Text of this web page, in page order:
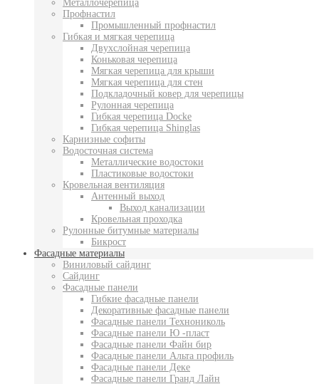
Металлочерепица
Профнастил
Промышленный профнастил
Гибкая и мягкая черепица
Двухслойная черепица
Коньковая черепица
Мягкая черепица для крыши
Мягкая черепица для стен
Подкладочный ковер для черепицы
Рулонная черепица
Гибкая черепица Docke
Гибкая черепица Shinglas
Карнизные софиты
Водосточная система
Металлические водостоки
Пластиковые водостоки
Кровельная вентиляция
Антенный выход
Выход канализации
Кровельная проходка
Рулонные битумные материалы
Бикрост
Фасадные материалы
Виниловый сайдинг
Сайдинг
Фасадные панели
Гибкие фасадные панели
Декоративные фасадные панели
Фасадные панели Технониколь
Фасадные панели Ю -пласт
Фасадные панели Файн бир
Фасадные панели Альта профиль
Фасадные панели Деке
Фасадные панели Гранд Лайн